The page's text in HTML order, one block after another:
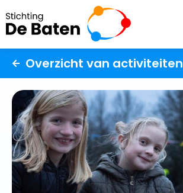
Overzicht van activiteiten